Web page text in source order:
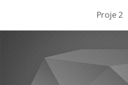
Proje 2